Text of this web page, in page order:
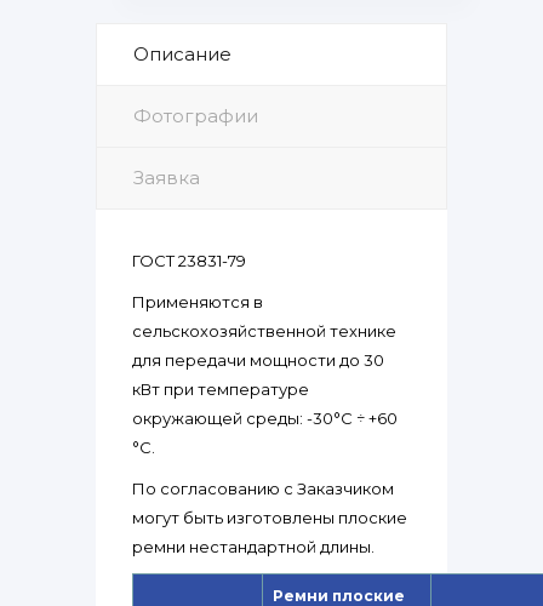
Описание
Фотографии
Заявка
ГОСТ 23831-79
Применяются в
сельскохозяйственной технике
для передачи мощности до 30
кВт при температуре
окружающей среды: -30°С ÷ +60
°С.
По согласованию с Заказчиком
могут быть изготовлены плоские
ремни нестандартной длины.
Ремни плоские